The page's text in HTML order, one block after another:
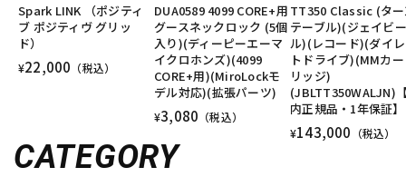
Spark LINK （ポジティ
ブ ポジティヴ グリッ
ド）
¥22,000 （税込）
DUA0589 4099 CORE+用
グースネックロック (5個
入り)(ディーピーエーマ
イクロホンズ)(4099
CORE+用)(MiroLockモ
デル対応)(拡張パーツ)
¥3,080 （税込）
TT350 Classic (タ
テーブル)(ジェイビ
ル)(レコード)(ダイ
トドライブ)(MMカ
リッジ)
(JBLTT350WALJN)
内正規品・1年保証】
¥143,000 （税込）
CATEGORY